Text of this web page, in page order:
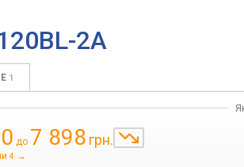
2A
1
до 7 898 грн.
4 →